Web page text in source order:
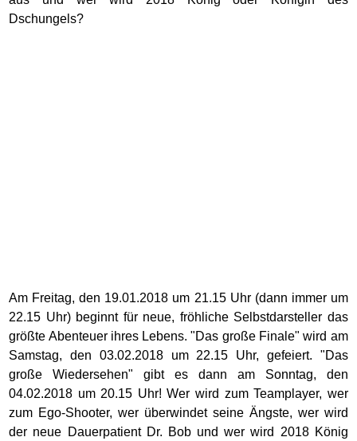
Dschungels?
Am Freitag, den 19.01.2018 um 21.15 Uhr (dann immer um
22.15 Uhr) beginnt für neue, fröhliche Selbstdarsteller das
größte Abenteuer ihres Lebens. "Das große Finale" wird am
Samstag, den 03.02.2018 um 22.15 Uhr, gefeiert. "Das
große Wiedersehen" gibt es dann am Sonntag, den
04.02.2018 um 20.15 Uhr! Wer wird zum Teamplayer, wer
zum Ego-Shooter, wer überwindet seine Ängste, wer wird
der neue Dauerpatient Dr. Bob und wer wird 2018 König